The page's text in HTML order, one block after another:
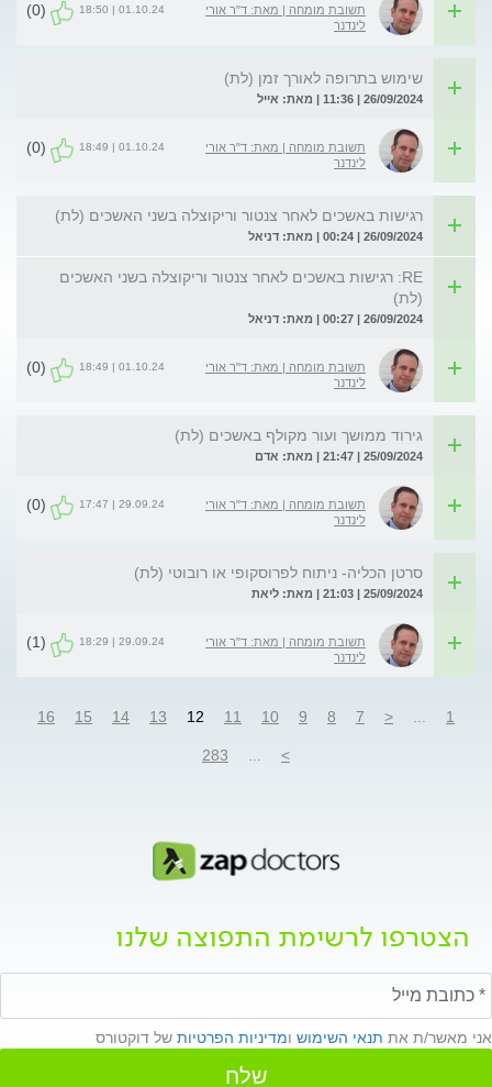
תשובת מומחה | מאת: ד"ר אורי
לינדנר
01.10.24 | 18:50
(0)
שימוש בתרופה לאורך זמן (לת)
26/09/2024 | 11:36 | מאת: אייל
תשובת מומחה | מאת: ד"ר אורי
לינדנר
01.10.24 | 18:49
(0)
רגישות באשכים לאחר צנטור וריקוצלה בשני האשכים (לת)
26/09/2024 | 00:24 | מאת: דניאל
RE: רגישות באשכים לאחר צנטור וריקוצלה בשני האשכים
(לת)
26/09/2024 | 00:27 | מאת: דניאל
תשובת מומחה | מאת: ד"ר אורי
לינדנר
01.10.24 | 18:49
(0)
גירוד ממושך ועור מקולף באשכים (לת)
25/09/2024 | 21:47 | מאת: אדם
תשובת מומחה | מאת: ד"ר אורי
לינדנר
29.09.24 | 17:47
(0)
סרטן הכליה- ניתוח לפרוסקופי או רובוטי (לת)
25/09/2024 | 21:03 | מאת: ליאת
תשובת מומחה | מאת: ד"ר אורי
לינדנר
29.09.24 | 18:29
(1)
1
<
7
8
9
10
11
12
13
14
15
16
>
283
הצטרפו לרשימת התפוצה שלנו
אני מאשר/ת את תנאי השימוש ומדיניות הפרטיות של דוקטורס
שלח